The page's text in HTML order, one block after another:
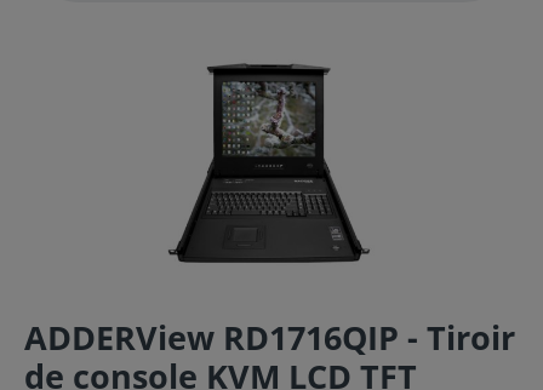
ADDERView RD1716QIP - Tiroir
de console KVM LCD TFT